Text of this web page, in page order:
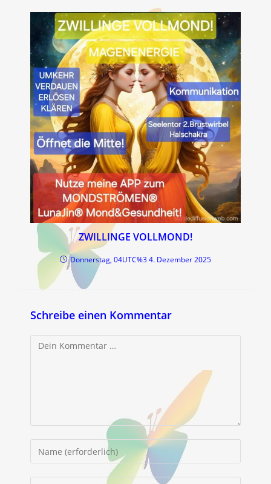
ZWILLINGE VOLLMOND!
Donnerstag, 04UTC%3 4. Dezember 2025
Schreibe einen Kommentar
Kommentar
deinen
Namen